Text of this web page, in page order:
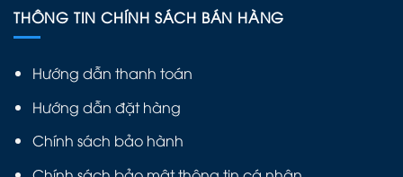
THÔNG TIN CHÍNH SÁCH BÁN HÀNG
Hướng dẫn thanh toán
Hướng dẫn đặt hàng
Chính sách bảo hành